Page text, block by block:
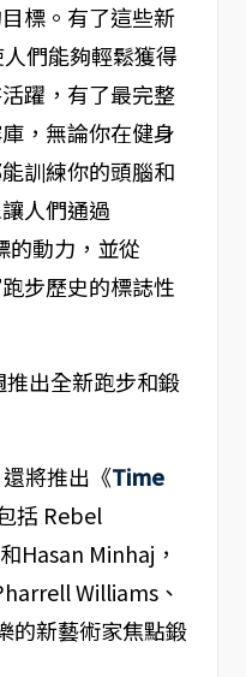
標。有了這些新
們能夠輕鬆獲得
躍，有了最完整
，無論你在健身
訓練你的頭腦和
人們通過
的動力，並從
步歷史的標誌性
將推出《Time
括 Rebel
Hasan Minhaj，
Williams、
的新藝術家焦點鍛